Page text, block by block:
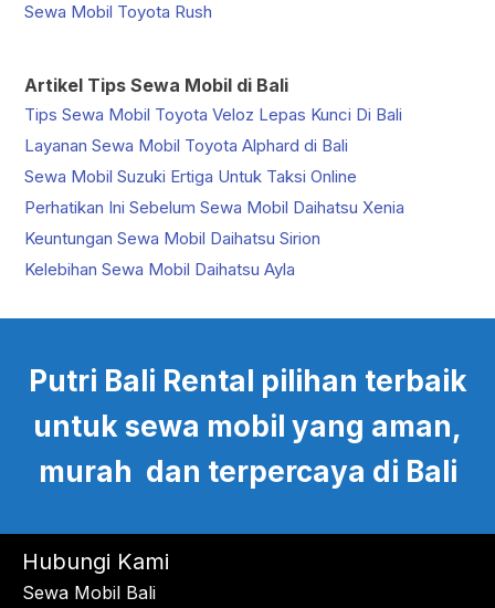
Sewa Mobil Toyota Rush
Artikel Tips Sewa Mobil di Bali
Tips Sewa Mobil Toyota Veloz Lepas Kunci Di Bali
Layanan Sewa Mobil Toyota Alphard di Bali
Sewa Mobil Suzuki Ertiga Untuk Taksi Online
Perhatikan Ini Sebelum Sewa Mobil Daihatsu Xenia
Keuntungan Sewa Mobil Daihatsu Sirion
Kelebihan Sewa Mobil Daihatsu Ayla
Putri Bali Rental pilihan terbaik
untuk sewa mobil yang aman,
murah dan terpercaya di Bali
Hubungi Kami
Sewa Mobil Bali